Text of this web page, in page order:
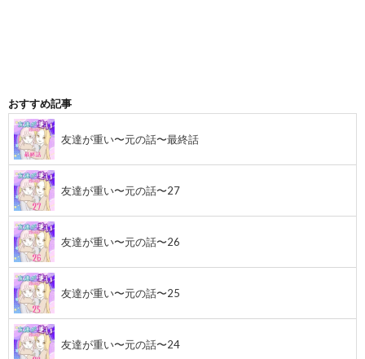
おすすめ記事
友達が重い〜元の話〜最終話
友達が重い〜元の話〜27
友達が重い〜元の話〜26
友達が重い〜元の話〜25
友達が重い〜元の話〜24